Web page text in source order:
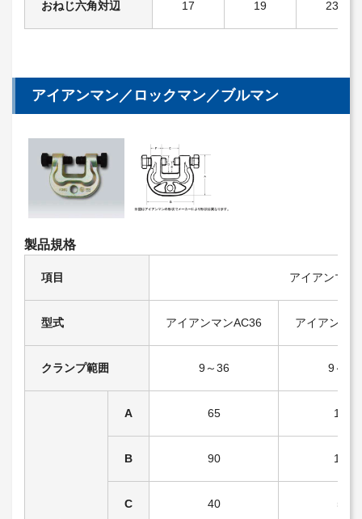
おねじ六角対辺 17 19 23
アイアンマン／ロックマン／ブルマン
製品規格
項目 アイアンマン
型式 アイアンマンAC36 アイアンマ
クランプ範囲 9～36 9～50
A 65 120
B 90 135
C 40 55